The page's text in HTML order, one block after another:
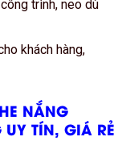
trình, neo dù
khách hàng,
NẮNG
TÍN, GIÁ RẺ